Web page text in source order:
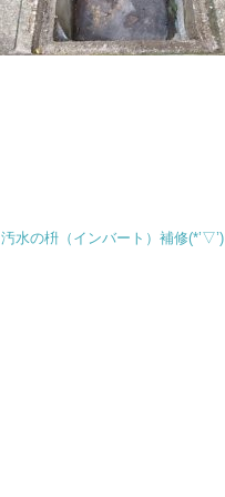
汚水の枡（インバート）補修(*’▽’)